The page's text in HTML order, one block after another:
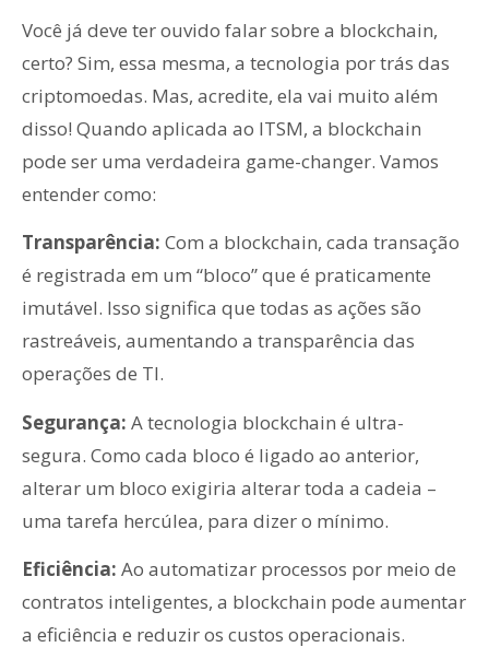
Você já deve ter ouvido falar sobre a blockchain,
certo? Sim, essa mesma, a tecnologia por trás das
criptomoedas. Mas, acredite, ela vai muito além
disso! Quando aplicada ao ITSM, a blockchain
pode ser uma verdadeira game-changer. Vamos
entender como:
Transparência: Com a blockchain, cada transação
é registrada em um “bloco” que é praticamente
imutável. Isso significa que todas as ações são
rastreáveis, aumentando a transparência das
operações de TI.
Segurança: A tecnologia blockchain é ultra-
segura. Como cada bloco é ligado ao anterior,
alterar um bloco exigiria alterar toda a cadeia –
uma tarefa hercúlea, para dizer o mínimo.
Eficiência: Ao automatizar processos por meio de
contratos inteligentes, a blockchain pode aumentar
a eficiência e reduzir os custos operacionais.